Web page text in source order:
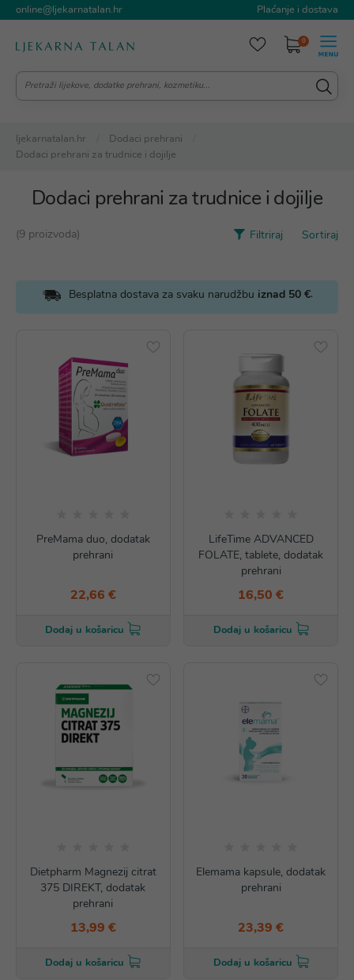
online@ljekarnatalan.hr Plaćanje i dostava
0
ljekarnatalan.hr
Dodaci prehrani
Dodaci prehrani za trudnice i dojilje
Dodaci prehrani za trudnice i dojilje
(9 proizvoda) Filtriraj Sortiraj
Besplatna dostava za svaku narudžbu iznad 50 €.
PreMama duo, dodatak
prehrani
22,66 €
Dodaj u košaricu
LifeTime ADVANCED
FOLATE, tablete, dodatak
prehrani
16,50 €
Dodaj u košaricu
Dietpharm Magnezij citrat
375 DIREKT, dodatak
prehrani
13,99 €
Dodaj u košaricu
Elemama kapsule, dodatak
prehrani
23,39 €
Dodaj u košaricu